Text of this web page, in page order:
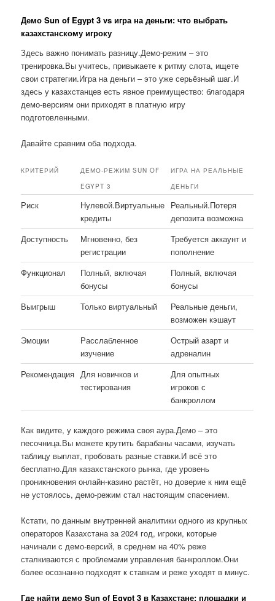
Демо Sun of Egypt 3 vs игра на деньги: что выбрать
казахстанскому игроку
Здесь важно понимать разницу.Демо-режим – это
тренировка.Вы учитесь, привыкаете к ритму слота, ищете
свои стратегии.Игра на деньги – это уже серьёзный шаг.И
здесь у казахстанцев есть явное преимущество: благодаря
демо-версиям они приходят в платную игру
подготовленными.
Давайте сравним оба подхода.
КРИТЕРИЙ
ДЕМО-РЕЖИМ SUN OF
EGYPT 3
ИГРА НА РЕАЛЬНЫЕ
ДЕНЬГИ
Риск
Нулевой.Виртуальные
кредиты
Реальный.Потеря
депозита возможна
Доступность
Мгновенно, без
регистрации
Требуется аккаунт и
пополнение
Функционал
Полный, включая
бонусы
Полный, включая
бонусы
Выигрыш
Только виртуальный
Реальные деньги,
возможен кэшаут
Эмоции
Расслабленное
изучение
Острый азарт и
адреналин
Рекомендация Для новичков и
тестирования
Для опытных
игроков с
банкроллом
Как видите, у каждого режима своя аура.Демо – это
песочница.Вы можете крутить барабаны часами, изучать
таблицу выплат, пробовать разные ставки.И всё это
бесплатно.Для казахстанского рынка, где уровень
проникновения онлайн-казино растёт, но доверие к ним ещё
не устоялось, демо-режим стал настоящим спасением.
Кстати, по данным внутренней аналитики одного из крупных
операторов Казахстана за 2024 год, игроки, которые
начинали с демо-версий, в среднем на 40% реже
сталкиваются с проблемами управления банкроллом.Они
более осознанно подходят к ставкам и реже уходят в минус.
Где найти демо Sun of Egypt 3 в Казахстане: площадки и